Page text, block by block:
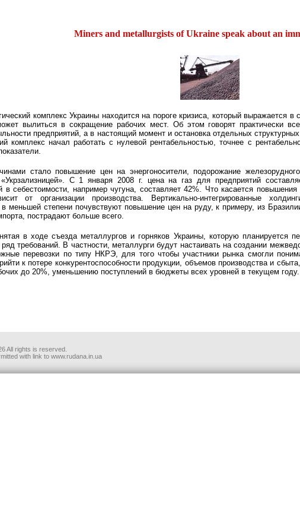
Miners and metallurgists of Ukraine speak about an
комплекс Украины находится на пороге кризиса, который выражается
вылиться в сокращение рабочих мест. Об этом говорят практически
предприятий, а в настоящий момент и остановка отдельных
комплекс начал работать с нулевой рентабельностью, точнее с
стало повышение цен на энергоносители, подорожание
«Укрзализницей». С 1 января 2008 г. цена на газ для предприятий
в себестоимости, например чугуна, составляет 42%. Что касается
от организации производства. Вертикально-интегрированные
меньшей степени почувствуют повышение цен на руду, к примеру, из
пострадают больше всего.
в ходе съезда металлургов и горняков Украины, которую планируется
требований. В частности, металлурги будут настаивать на создании
перевозки по типу НКРЭ, для того чтобы участники рынка смогли
к потере конкурентоспособности продукции, объемов производства и
до 20%, уменьшению поступлений в бюджеты всех уровней в текущем году.
All rights is reserved.
with link to www.rudana.in.ua